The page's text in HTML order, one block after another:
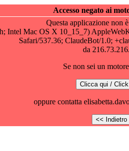
Accesso negato ai
Questa applicazione non
Intel Mac OS X 10_15_7)
Safari/537.36; ClaudeBot/1.0;
da
Se non sei un
oppure contatta